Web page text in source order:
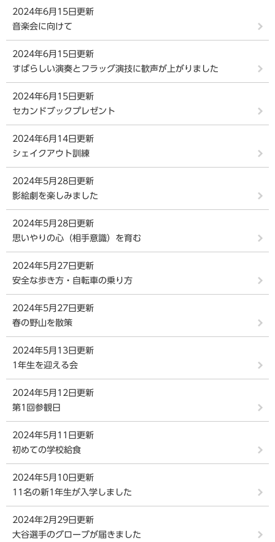
2024年6月15日更新
音楽会に向けて
2024年6月15日更新
すばらしい演奏とフラッグ演技に歓声が上がりました
2024年6月15日更新
セカンドブックプレゼント
2024年6月14日更新
シェイクアウト訓練
2024年5月28日更新
影絵劇を楽しみました
2024年5月28日更新
思いやりの心（相手意識）を育む
2024年5月27日更新
安全な歩き方・自転車の乗り方
2024年5月27日更新
春の野山を散策
2024年5月13日更新
1年生を迎える会
2024年5月12日更新
第1回参観日
2024年5月11日更新
初めての学校給食
2024年5月10日更新
11名の新1年生が入学しました
2024年2月29日更新
大谷選手のグローブが届きました